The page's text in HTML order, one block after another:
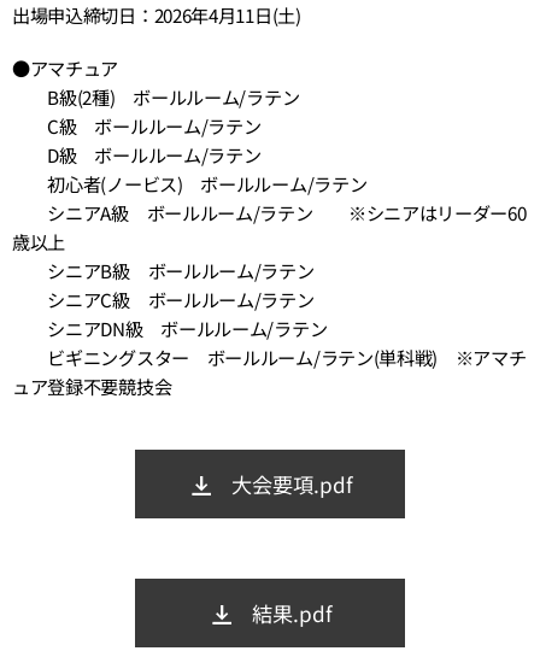
出場申込締切日：2026年4月11日(土)
●アマチュア
B級(2種) ボールルーム/ラテン
C級 ボールルーム/ラテン
D級 ボールルーム/ラテン
初心者(ノービス) ボールルーム/ラテン
シニアA級 ボールルーム/ラテン ※シニアはリーダー60
歳以上
シニアB級 ボールルーム/ラテン
シニアC級 ボールルーム/ラテン
シニアDN級 ボールルーム/ラテン
ビギニングスター ボールルーム/ラテン(単科戦) ※アマチ
ュア登録不要競技会
大会要項.pdf
結果.pdf